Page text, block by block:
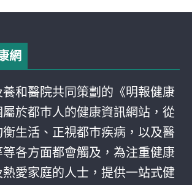
網
和醫院共同策劃的《明報健康
於都巿人的健康資訊網站，從
生活、正視都巿疾病，以及醫
各方面都會觸及，為注重健康
愛家庭的人士，提供一站式健